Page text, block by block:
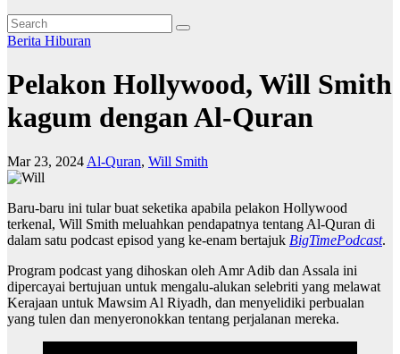
Berita Hiburan
Pelakon Hollywood, Will Smith
kagum dengan Al-Quran
Mar 23, 2024 Al-Quran, Will Smith
Baru-baru ini tular buat seketika apabila pelakon Hollywood
terkenal, Will Smith meluahkan pendapatnya tentang Al-Quran di
dalam satu podcast episod yang ke-enam bertajuk BigTimePodcast.
Program podcast yang dihoskan oleh Amr Adib dan Assala ini
dipercayai bertujuan untuk mengalu-alukan selebriti yang melawat
Kerajaan untuk Mawsim Al Riyadh, dan menyelidiki perbualan
yang tulen dan menyeronokkan tentang perjalanan mereka.